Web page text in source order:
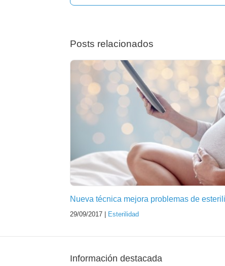
Posts relacionados
Nueva técnica mejora problemas de
29/09/2017 | Esterilidad
Información destacada